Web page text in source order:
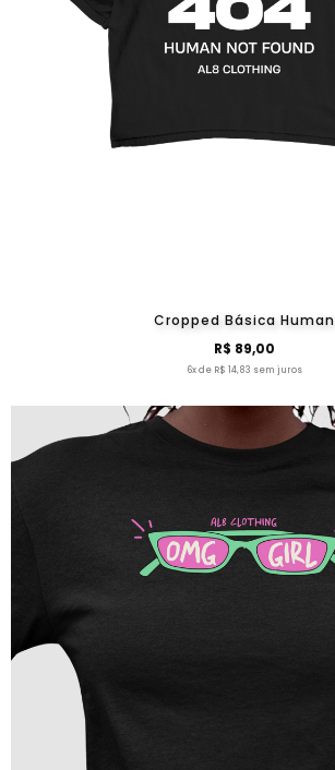
Cropped Básica Human
R$ 89,00
6x de R$ 14,83 sem juros